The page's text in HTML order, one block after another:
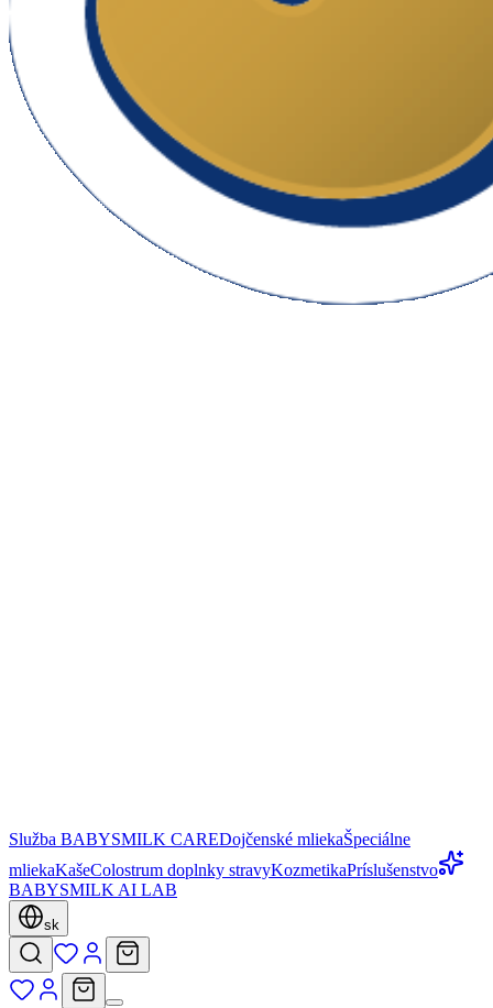
Služba BABYSMILK CAREDojčenské mliekaŠpeciálne
mliekaKašeColostrum doplnky stravyKozmetikaPríslušenstvo
BABYSMILK AI LAB
sk